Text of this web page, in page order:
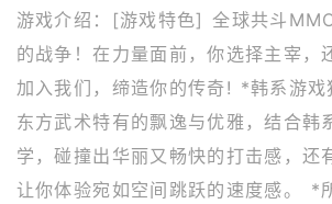
游戏介绍：[游戏特色] 全球共斗
的战争！在力量面前，你选择主宰，
加入我们，缔造你的传奇! *韩系游戏
东方武术特有的飘逸与优雅，结合韩
学，碰撞出华丽又畅快的打击感，还
让你体验宛如空间跳跃的速度感。 *